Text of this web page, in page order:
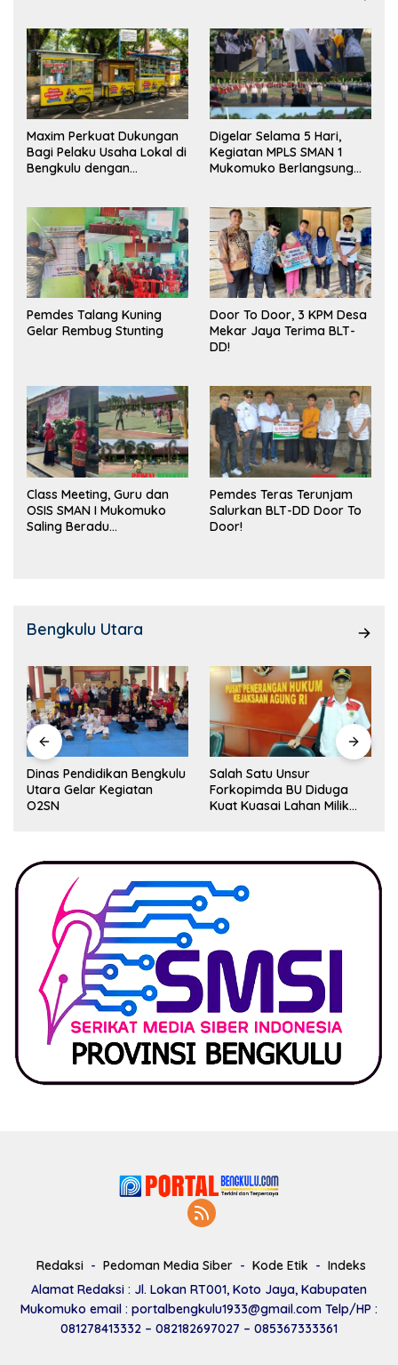
Maxim Perkuat Dukungan
Bagi Pelaku Usaha Lokal di
Bengkulu dengan
Pasar
Digelar Selama 5 Hari,
Kegiatan MPLS SMAN 1
Mukomuko Berlangsung
Pemdes Talang Kuning
Gelar Rembug Stunting
Door To Door, 3 KPM Desa
Mekar Jaya Terima BLT-
DD!
Class Meeting, Guru dan
OSIS SMAN I Mukomuko
Saling Beradu
Pemdes Teras Terunjam
Salurkan BLT-DD Door To
Door!
Bengkulu Utara
Dinas Pendidikan Bengkulu
Utara Gelar Kegiatan
O2SN
Salah Satu Unsur
Forkopimda BU Diduga
Kuat Kuasai Lahan Milik
Redaksi Pedoman Media Siber Kode Etik
Indeks
Alamat Redaksi : Jl. Lokan RT001, Koto Jaya, Kabupaten
Mukomuko email : portalbengkulu1933@gmail.com Telp/HP :
081278413332 – 082182697027 – 085367333361